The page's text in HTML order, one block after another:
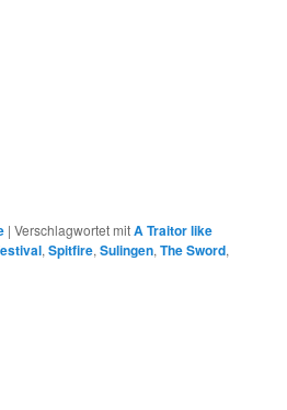
|Verschlagwortet mitA Traitor like
,Spitfire,Sulingen,The Sword,